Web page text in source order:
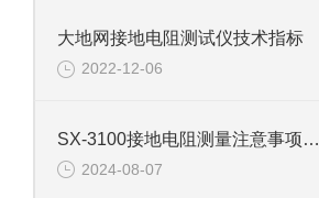
大地网接地电阻测试仪技术指标
2022-12-06
SX-3100接地电阻测量注意事项及干扰消除措施
2024-08-07